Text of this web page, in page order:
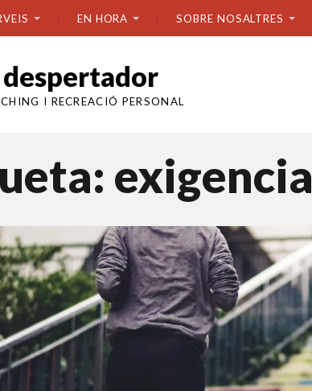
EN HORA SOBRE NOSALTRES
despertador
I RECREACIÓ PERSONAL
exigencia